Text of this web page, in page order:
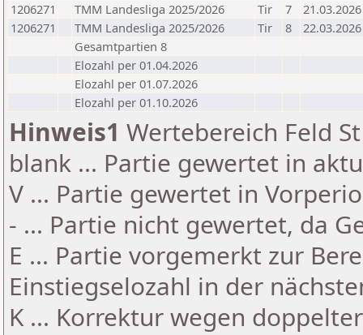
1206271
TMM Landesliga 2025/2026 Tir 7
21.03.2026
1206271
TMM Landesliga 2025/2026 Tir 8
22.03.2026
Gesamtpartien 8
Elozahl per 01.04.2026
Elozahl per 01.07.2026
Elozahl per 01.10.2026
Hinweis1 Wertebereich Feld
blank ... Partie gewertet in
V ... Partie gewertet in
- ... Partie nicht gewertet, da
E ... Partie vorgemerkt zur
Einstiegselozahl in der
K ... Korrektur wegen